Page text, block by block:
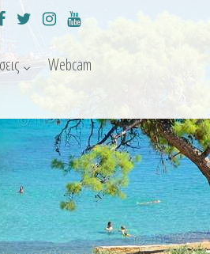
Webcam